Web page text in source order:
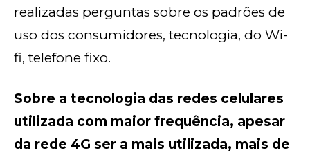
realizadas perguntas sobre os padrões de
uso dos consumidores, tecnologia, do Wi-
fi, telefone fixo.
Sobre a tecnologia das redes celulares
utilizada com maior frequência, apesar
da rede 4G ser a mais utilizada, mais de